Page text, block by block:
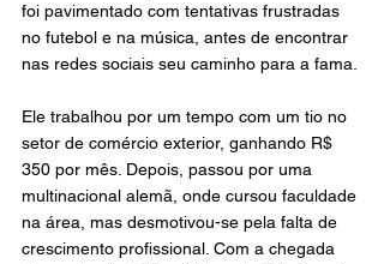
foi pavimentado com tentativas frustradas
no futebol e na música, antes de encontrar
nas redes sociais seu caminho para a fama.
Ele trabalhou por um tempo com um tio no
setor de comércio exterior, ganhando R$
350 por mês. Depois, passou por uma
multinacional alemã, onde cursou faculdade
na área, mas desmotivou-se pela falta de
crescimento profissional. Com a chegada